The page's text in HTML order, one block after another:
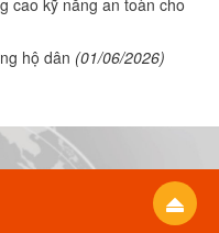
cao kỹ năng an toàn cho
hộ dân (01/06/2026)